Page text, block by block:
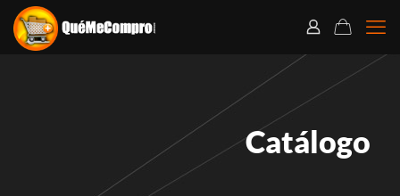
Catálogo